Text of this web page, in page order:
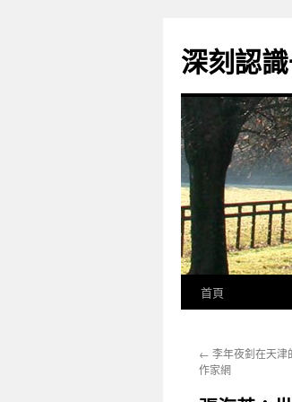
主
要
深刻認
首頁
← 李年夜釗在天津
作家網